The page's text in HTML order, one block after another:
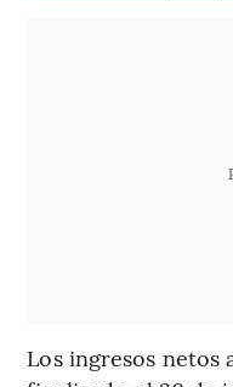
Los ingresos netos